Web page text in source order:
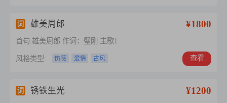
词 雄美周郎 ¥1800
首句:雄美周郎 作词：璧刚 主歌1
风格类型: 伤感 爱情 古风 查看
词 锈铁生光 ¥1200